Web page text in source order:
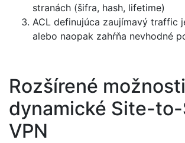
stranách (šifra, hash, lifetime)
ACL definujúca zaujímavý traffic
alebo naopak zahŕňa nevhodné
Rozšírené
dynamické Site-
VPN